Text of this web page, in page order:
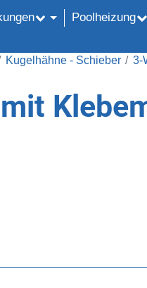
Poolheizung
Kugelhähne - Schieber 3-